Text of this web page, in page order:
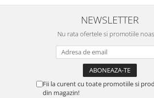
NEWSLETTER
Nu rata ofertele si promotiile
Fii la curent cu toate promotiile si
din magazin!